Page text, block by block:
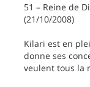
51 – Reine de
(21/10/2008)
Kilari est en
donne ses
veulent tous la